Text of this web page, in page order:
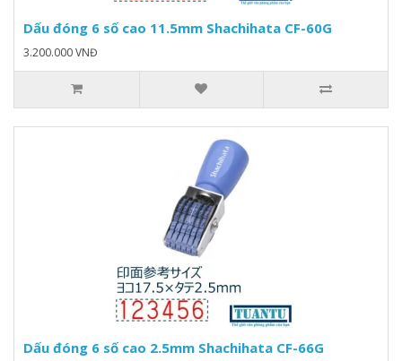
Dấu đóng 6 số cao 11.5mm Shachihata CF-60G
3.200.000 VNĐ
Dấu đóng 6 số cao 2.5mm Shachihata CF-66G